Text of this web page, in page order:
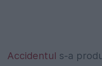
Accidentul s-a